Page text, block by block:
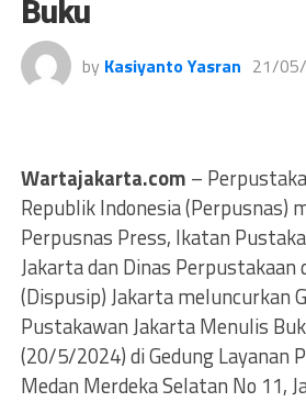
Buku
by Kasiyanto Yasran 21/
Wartajakarta.com –
Republik Indonesia (Perpusnas)
Perpusnas Press, Ikatan
Jakarta dan Dinas Perpustakaan
(Dispusip) Jakarta meluncurkan
Pustakawan Jakarta Menulis
(20/5/2024) di Gedung Layanan
Medan Merdeka Selatan No 11,